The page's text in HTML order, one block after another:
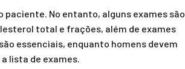
paciente. No entanto, alguns exames são
total e frações, além de exames
essenciais, enquanto homens devem
lista de exames.